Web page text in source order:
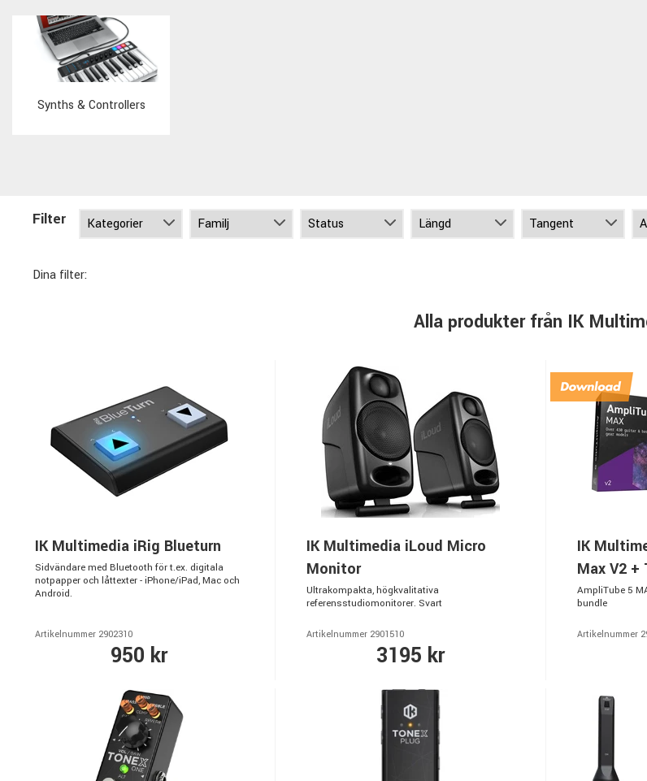
Synths & Controllers
Filter
Dina filter:
Alla produkter från IK
IK Multimedia iRig Blueturn
Sidvändare med Bluetooth för t.ex. digitala
notpapper och låttexter - iPhone/iPad, Mac och
Android.
Artikelnummer 2902310
950 kr
IK Multimedia iLoud Micro
Monitor
Ultrakompakta, högkvalitativa
referensstudiomonitorer. Svart
Artikelnummer 2901510
3195 kr
IK
Max V2 +
AmpliTube 5
bundle
Artikelnummer